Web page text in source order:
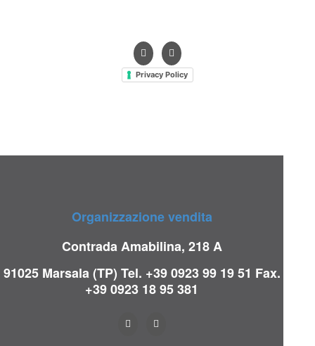
Privacy Policy
Organizzazione vendita
Contrada Amabilina, 218 A
91025 Marsala (TP) Tel. +39 0923 99 19 51 Fax.
+39 0923 18 95 381